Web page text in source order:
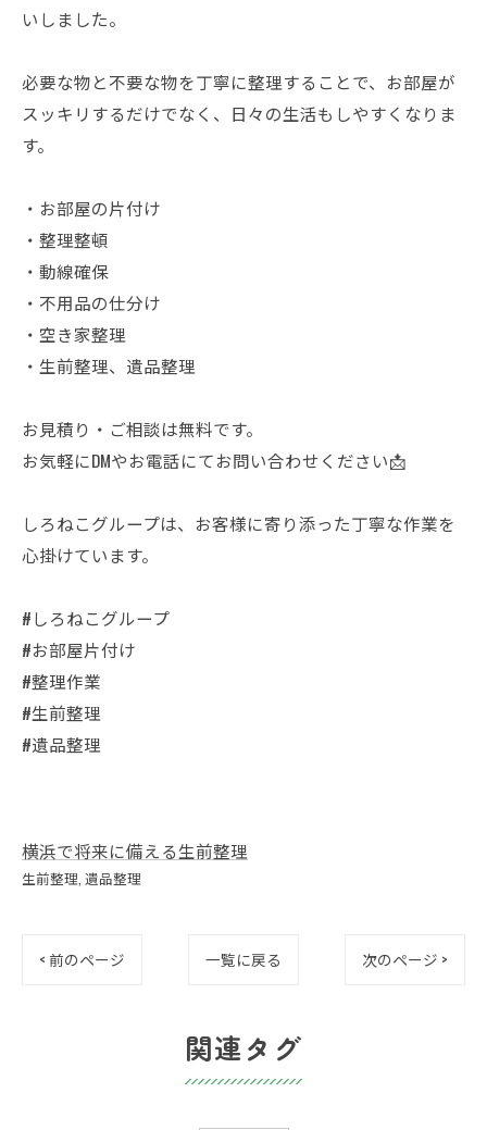
いしました。
必要な物と不要な物を丁寧に整理することで、お部屋が
スッキリするだけでなく、日々の生活もしやすくなりま
す。
・お部屋の片付け
・整理整頓
・動線確保
・不用品の仕分け
・空き家整理
・生前整理、遺品整理
お見積り・ご相談は無料です。
お気軽にDMやお電話にてお問い合わせください📩
しろねこグループは、お客様に寄り添った丁寧な作業を
心掛けています。
#しろねこグループ
#お部屋片付け
#整理作業
#生前整理
#遺品整理
横浜で将来に備える生前整理
生前整理 遺品整理
< 前のページ 一覧に戻る 次のページ >
関連タグ